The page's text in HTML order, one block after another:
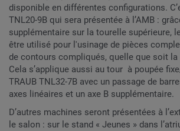
disponible en différentes configurations.
TNL20-9B qui sera présentée à l’AMB :
supplémentaire sur la tourelle supérieure,
être utilisé pour l'usinage de pièces
de contours compliqués, quelle que soit
Cela s’applique aussi au tour à poupée
TRAUB TNL32-7B avec un passage de
axes linéaires et un axe B supplémentaire.
D’autres machines seront présentées à
le salon : sur le stand « Jeunes » dans